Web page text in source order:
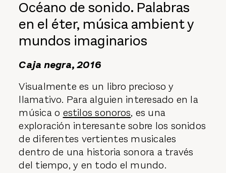
Océano de sonido. Palabras
en el éter, música ambient y
mundos imaginarios
Caja negra, 2016
Visualmente es un libro precioso y
llamativo. Para alguien interesado en la
música o estilos sonoros, es una
exploración interesante sobre los sonidos
de diferentes vertientes musicales
dentro de una historia sonora a través
del tiempo, y en todo el mundo.